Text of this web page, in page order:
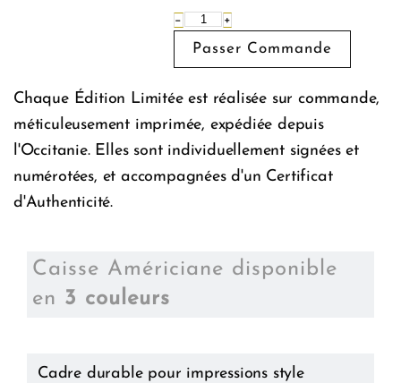
− +
Chaque Édition Limitée est réalisée sur commande,
méticuleusement imprimée, expédiée depuis
l'Occitanie. Elles sont individuellement signées et
numérotées, et accompagnées d'un Certificat
d'Authenticité.
Caisse Américiane disponible
en 3 couleurs
Cadre durable pour impressions style